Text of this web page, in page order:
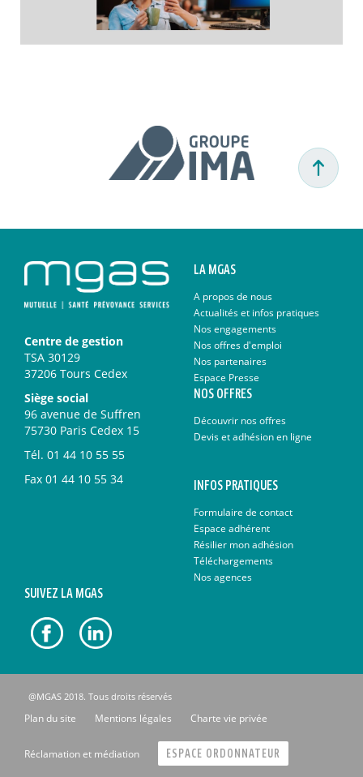
Centre de gestion
TSA 30129
37206 Tours Cedex
Siège social
96 avenue de Suffren
75730 Paris Cedex 15
Tél. 01 44 10 55 55
Fax 01 44 10 55 34
LA MGAS
A propos de nous
Actualités et infos pratiques
Nos engagements
Nos offres d'emploi
Nos partenaires
Espace Presse
NOS OFFRES
Découvrir nos offres
Devis et adhésion en ligne
INFOS PRATIQUES
Formulaire de contact
Espace adhérent
Résilier mon adhésion
Téléchargements
Nos agences
SUIVEZ LA MGAS
@MGAS 2018. Tous droits réservés
Plan du site Mentions légales Charte vie privée
Réclamation et médiation ESPACE ORDONNATEUR